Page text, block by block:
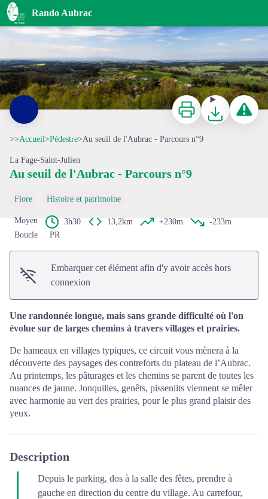
Rando Aubrac
Au seuil de l'Aubrac - Parcours n°9
Voir l'image en plein écran
ImprimerTéléchargerSignaler
>>Accueil>Pédestre>Au seuil de l'Aubrac - Parcours n°9
La Fage-Saint-Julien
Au seuil de l'Aubrac - Parcours n°9
Flore Histoire et patrimoine
Moyen 3h30 13,2km +230m
-233m
Boucle
PR
Embarquer cet élément afin d'y avoir accès hors
connexion
Une randonnée longue, mais sans grande difficulté où l'on
évolue sur de larges chemins à travers villages et prairies.
De hameaux en villages typiques, ce circuit vous mènera à la
découverte des paysages des contreforts du plateau de l’Aubrac.
Au printemps, les pâturages et les chemins se parent de toutes les
nuances de jaune. Jonquilles, genêts, pissenlits viennent se mêler
avec harmonie au vert des prairies, pour le plus grand plaisir des
yeux.
Description
Depuis le parking, dos à la salle des fêtes, prendre à
gauche en direction du centre du village. Au carrefour,